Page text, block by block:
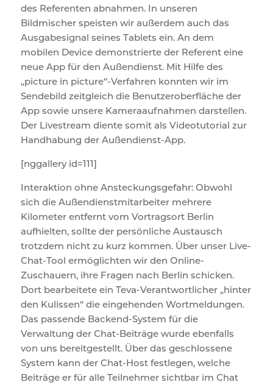
des Referenten abnahmen. In unseren
Bildmischer speisten wir außerdem auch das
Ausgabesignal seines Tablets ein. An dem
mobilen Device demonstrierte der Referent eine
neue App für den Außendienst. Mit Hilfe des
„picture in picture“-Verfahren konnten wir im
Sendebild zeitgleich die Benutzeroberfläche der
App sowie unsere Kameraaufnahmen darstellen.
Der Livestream diente somit als Videotutorial zur
Handhabung der Außendienst-App.
[nggallery id=111]
Interaktion ohne Ansteckungsgefahr: Obwohl
sich die Außendienstmitarbeiter mehrere
Kilometer entfernt vom Vortragsort Berlin
aufhielten, sollte der persönliche Austausch
trotzdem nicht zu kurz kommen. Über unser Live-
Chat-Tool ermöglichten wir den Online-
Zuschauern, ihre Fragen nach Berlin schicken.
Dort bearbeitete ein Teva-Verantwortlicher „hinter
den Kulissen“ die eingehenden Wortmeldungen.
Das passende Backend-System für die
Verwaltung der Chat-Beiträge wurde ebenfalls
von uns bereitgestellt. Über das geschlossene
System kann der Chat-Host festlegen, welche
Beiträge er für alle Teilnehmer sichtbar im Chat